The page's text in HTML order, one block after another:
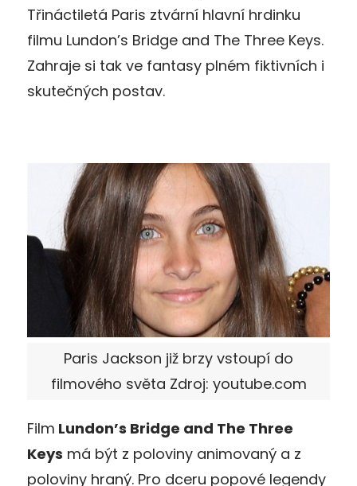
Třináctiletá Paris ztvární hlavní hrdinku
filmu Lundon’s Bridge and The Three Keys.
Zahraje si tak ve fantasy plném fiktivních i
skutečných postav.
Paris Jackson již brzy vstoupí do
filmového světa Zdroj: youtube.com
Film Lundon’s Bridge and The Three
Keys má být z poloviny animovaný a z
poloviny hraný. Pro dceru popové legendy